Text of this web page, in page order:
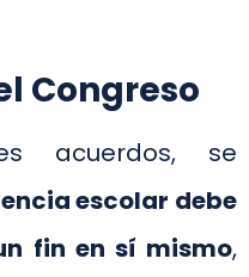
Congreso
acuerdos, se
escolar debe
fin en sí mismo,